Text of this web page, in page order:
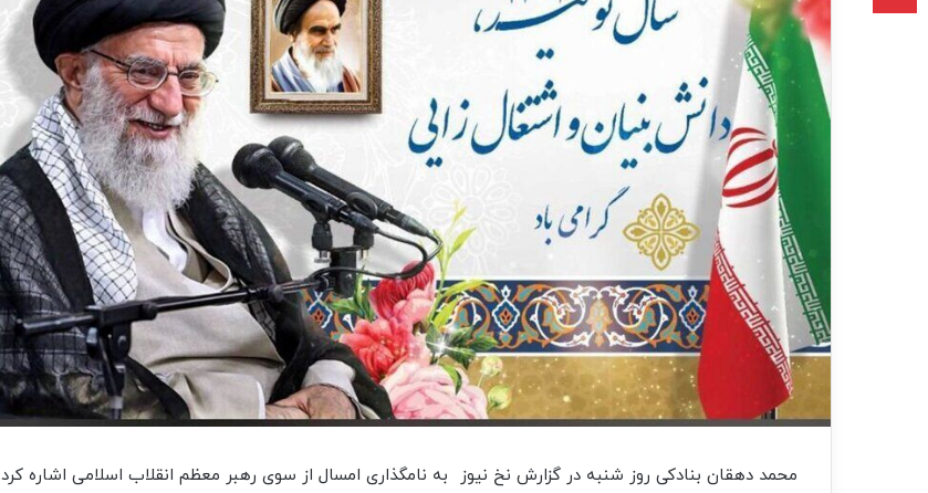
محمد دهقان بنادکی روز شنبه در گزارش نخ نیوز به نامگذاری امسال از سوی رهبر معظم انقلاب اسلامی اشاره کرد